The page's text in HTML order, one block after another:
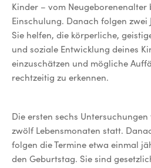
Kinder – vom Neugeborenenalter
Einschulung. Danach folgen zwei
Sie helfen, die körperliche,
und soziale Entwicklung deines
einzuschätzen und mögliche
rechtzeitig zu erkennen.
Die ersten sechs
zwölf Lebensmonaten statt.
folgen die Termine etwa einmal
den Geburtstag. Sie sind